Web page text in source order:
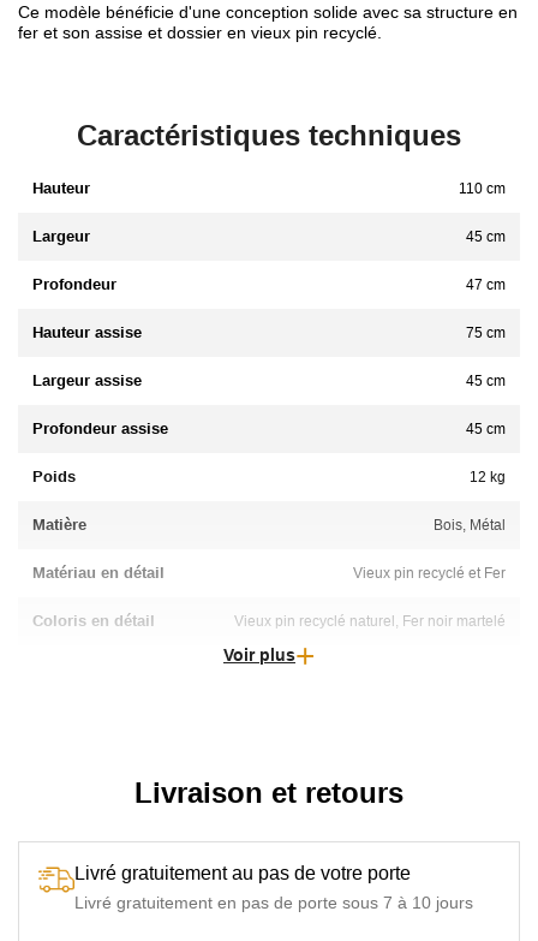
Ce modèle bénéficie d'une conception solide avec sa structure en
fer et son assise et dossier en vieux pin recyclé.
Caractéristiques techniques
Hauteur 110 cm
Largeur 45 cm
Profondeur 47 cm
Hauteur assise 75 cm
Largeur assise 45 cm
Profondeur assise 45 cm
Poids 12 kg
Matière Bois, Métal
Matériau en détail Vieux pin recyclé et Fer
Coloris en détail Vieux pin recyclé naturel, Fer noir martelé
Voir plus
Livraison et retours
Livré gratuitement au pas de votre porte
Livré gratuitement en pas de porte sous 7 à 10 jours